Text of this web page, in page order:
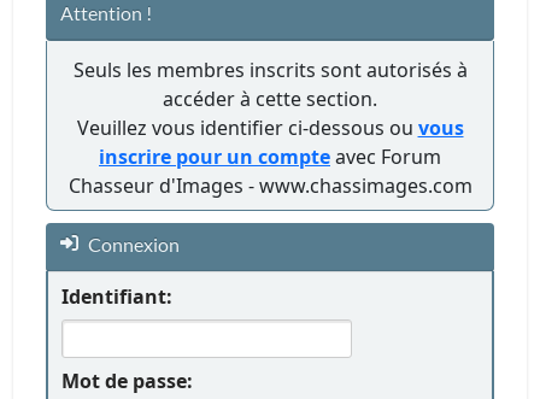
Attention !
Seuls les membres inscrits sont autorisés à
accéder à cette section.
Veuillez vous identifier ci-dessous ou vous
inscrire pour un compteavec Forum
Chasseur d'Images - www.chassimages.com
Connexion
Identifiant:
Mot de passe: